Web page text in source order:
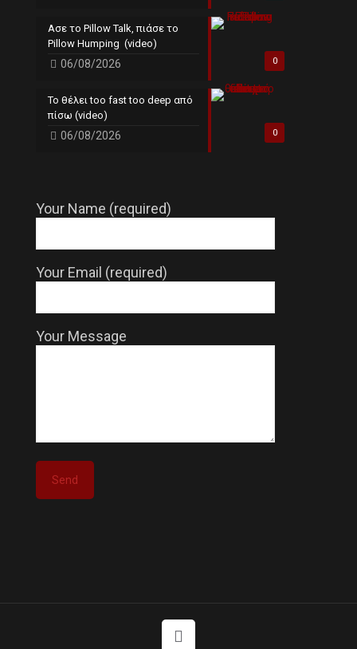
0
Ασε το Pillow Talk, πιάσε το
Pillow Humping (video)
06/08/2026
0
Το θέλει too fast too deep από
πίσω (video)
06/08/2026
Your Name (required)
Your Email (required)
Your Message